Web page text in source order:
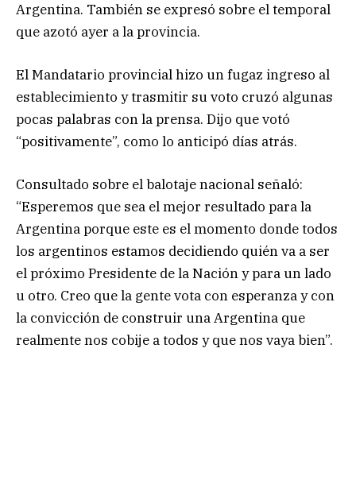
Argentina. También se expresó sobre el temporal
que azotó ayer a la provincia.
El Mandatario provincial hizo un fugaz ingreso al
establecimiento y trasmitir su voto cruzó algunas
pocas palabras con la prensa. Dijo que votó
“positivamente”, como lo anticipó días atrás.
Consultado sobre el balotaje nacional señaló:
“Esperemos que sea el mejor resultado para la
Argentina porque este es el momento donde todos
los argentinos estamos decidiendo quién va a ser
el próximo Presidente de la Nación y para un lado
u otro. Creo que la gente vota con esperanza y con
la convicción de construir una Argentina que
realmente nos cobije a todos y que nos vaya bien”.